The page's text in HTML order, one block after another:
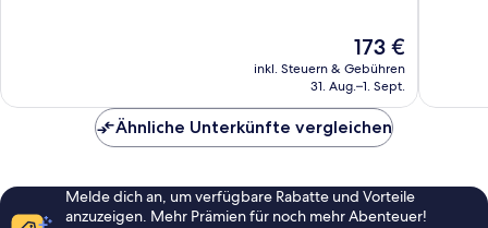
Der
Preis
beträgt
173 €
inkl. Steuern & Gebühren
31. Aug.–1. Sept.
Ähnliche Unterkünfte vergleichen
Melde dich an, um verfügbare Rabatte und Vorteile
anzuzeigen. Mehr Prämien für noch mehr Abenteuer!